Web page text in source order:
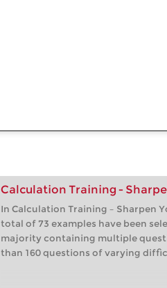
Calculation Training -
In Calculation Training – Sharpen
total of 73 examples have been
majority containing multiple
than 160 questions of varying